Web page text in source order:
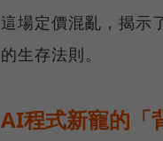
這場定價混亂，揭示
的生存法則。
AI程式新寵的「